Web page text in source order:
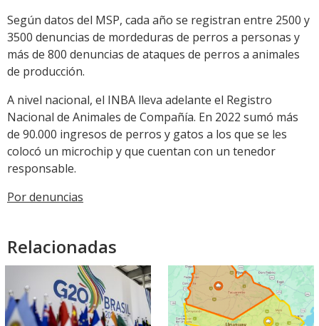
Según datos del MSP, cada año se registran entre 2500 y
3500 denuncias de mordeduras de perros a personas y
más de 800 denuncias de ataques de perros a animales
de producción.
A nivel nacional, el INBA lleva adelante el Registro
Nacional de Animales de Compañía. En 2022 sumó más
de 90.000 ingresos de perros y gatos a los que se les
colocó un microchip y que cuentan con un tenedor
responsable.
Por denuncias
Relacionadas